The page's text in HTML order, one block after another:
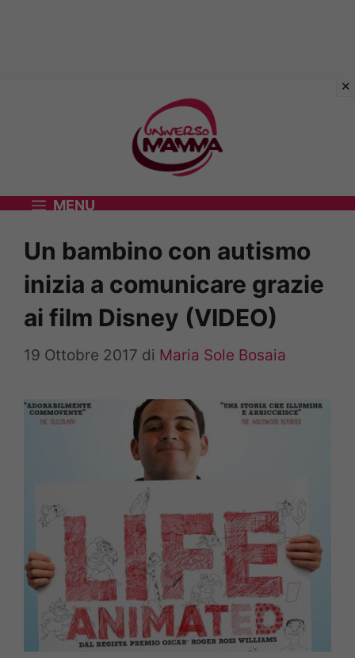
MENU
Un bambino con autismo
inizia a comunicare grazie
ai film Disney (VIDEO)
19 Ottobre 2017 di Maria Sole Bosaia